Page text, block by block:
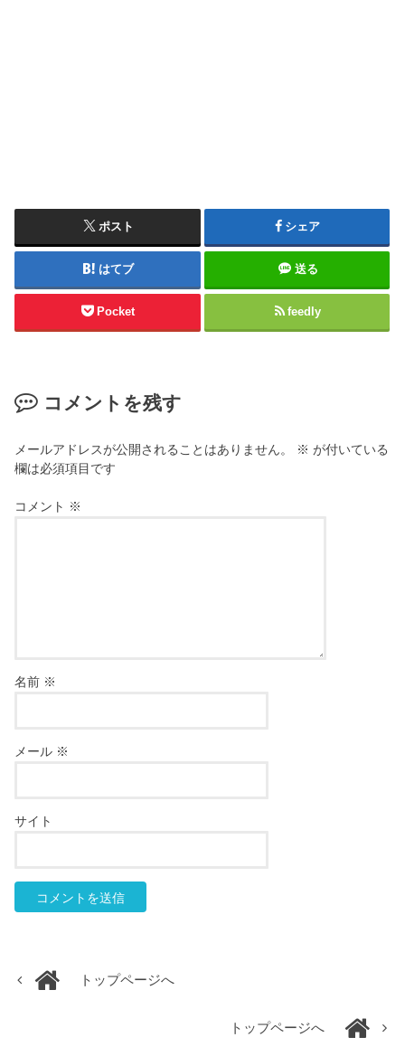
ポスト シェア
はてブ 送る
Pocket feedly
コメントを残す
メールアドレスが公開されることはありません。 ※ が付いている
欄は必須項目です
コメント ※
名前 ※
メール ※
サイト
トップページへ
トップページへ